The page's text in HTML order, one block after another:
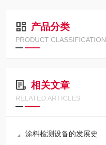
产品分类
PRODUCT CLASSIFICATION
相关文章
RELATED ARTICLES
涂料检测设备的发展史